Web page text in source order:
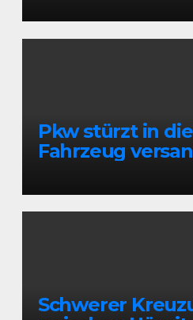
Pkw stürzt in
Fahrzeug
Schwerer